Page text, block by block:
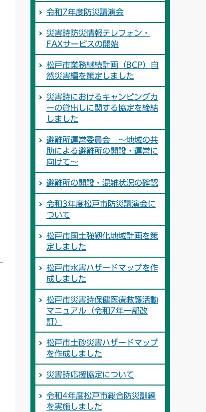
令和7年度防災講演会
災害時防災情報テレフォン・
FAXサービスの開始
松戸市業務継続計画（BCP）自
然災害編を策定しました
災害時におけるキャンピングカ
ーの貸出しに関する協定を締結
しました
避難所運営委員会 ～地域の共
助による避難所の開設・運営に
向けて～
避難所の開設・混雑状況の確認
令和3年度松戸市防災講演会に
ついて
松戸市国土強靭化地域計画を策
定しました
松戸市水害ハザードマップを作
成しました
松戸市災害時保健医療救護活動
マニュアル（令和7年一部改
訂）
松戸市土砂災害ハザードマップ
を作成しました
災害時応援協定について
令和4年度松戸市総合防災訓練
を実施しました